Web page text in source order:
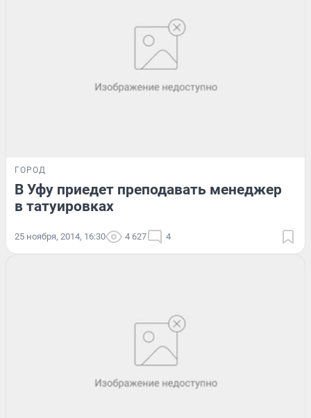
ГОРОД
В Уфу приедет преподавать менеджер
в татуировках
25 ноября, 2014, 16:30 4 627 4